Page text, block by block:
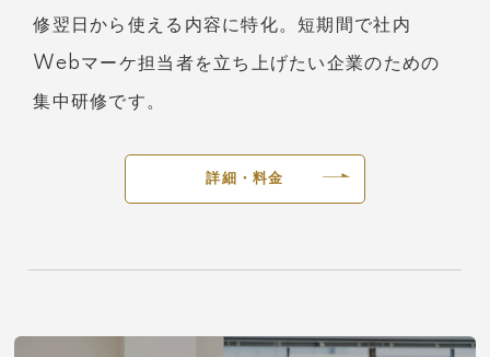
修翌日から使える内容に特化。短期間で社内
Webマーケ担当者を立ち上げたい企業のための
集中研修です。
詳細・料金